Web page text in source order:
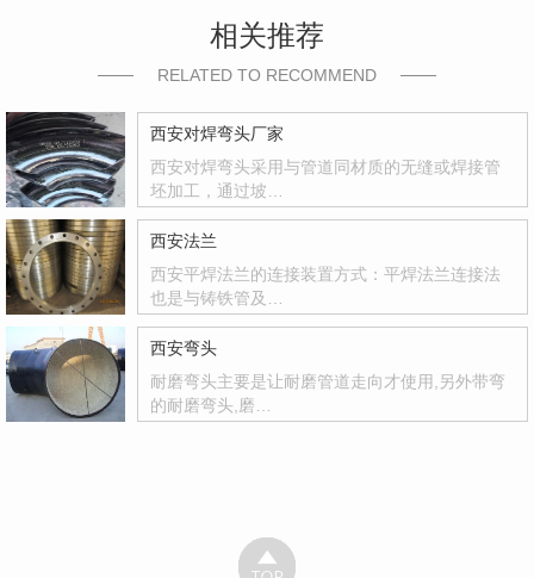
相关推荐
RELATED TO RECOMMEND
西安对焊弯头厂家
西安对焊弯头采用与管道同材质的无缝或焊接管
坯加工，通过坡…
西安法兰
西安平焊法兰的连接装置方式：平焊法兰连接法
也是与铸铁管及…
西安弯头
耐磨弯头主要是让耐磨管道走向才使用,另外带弯
的耐磨弯头,磨…